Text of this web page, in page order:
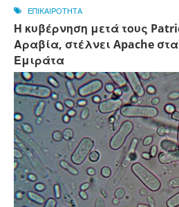
ΕΠΙΚΑΙΡΟΤΗΤΑ
Η κυβέρνηση μετά τους
Αραβία, στέλνει Apache
Εμιράτα